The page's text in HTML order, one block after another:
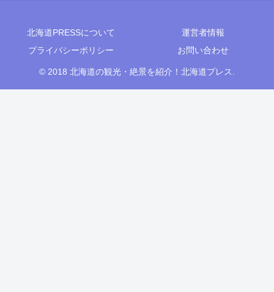
北海道PRESSについて
運営者情報
プライバシーポリシー
お問い合わせ
© 2018 北海道の観光・絶景を紹介！北海道プレス.